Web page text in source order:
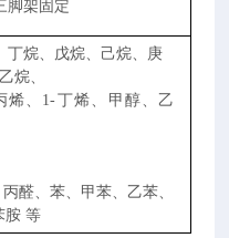
脚架固定
丁烷、戊烷、己烷、庚
氧乙烷、
烯、1-丁烯、甲醇、乙
醛、苯、甲苯、乙苯、
胺 等